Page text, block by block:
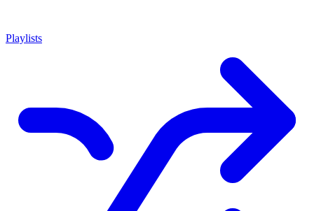
Playlists